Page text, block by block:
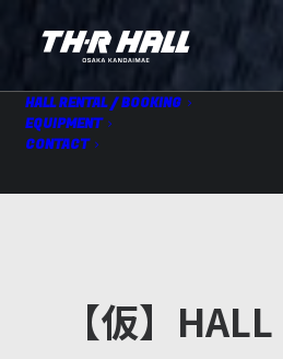
HALL RENTAL / BOOKING
EQUIPMENT
CONTACT
【仮】